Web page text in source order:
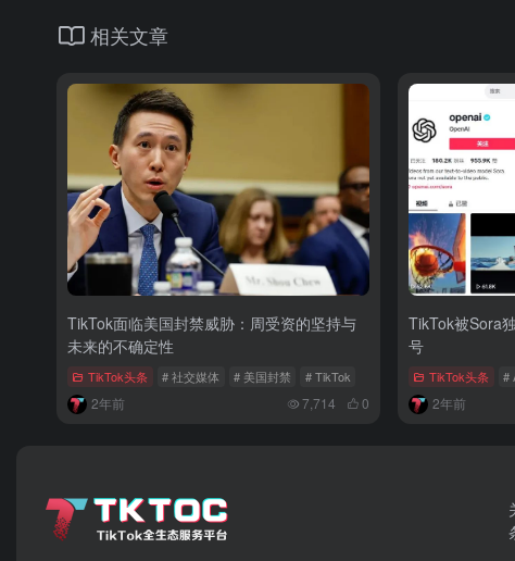
相关文章
TikTok面临美国封禁威胁：周受资的坚持与
未来的不确定性
TikTok头条 # 社交媒体 # 美国封禁 # TikTok
2年前 7,714 0
TikTok被Sora
号
TikTok头条 #
2年前